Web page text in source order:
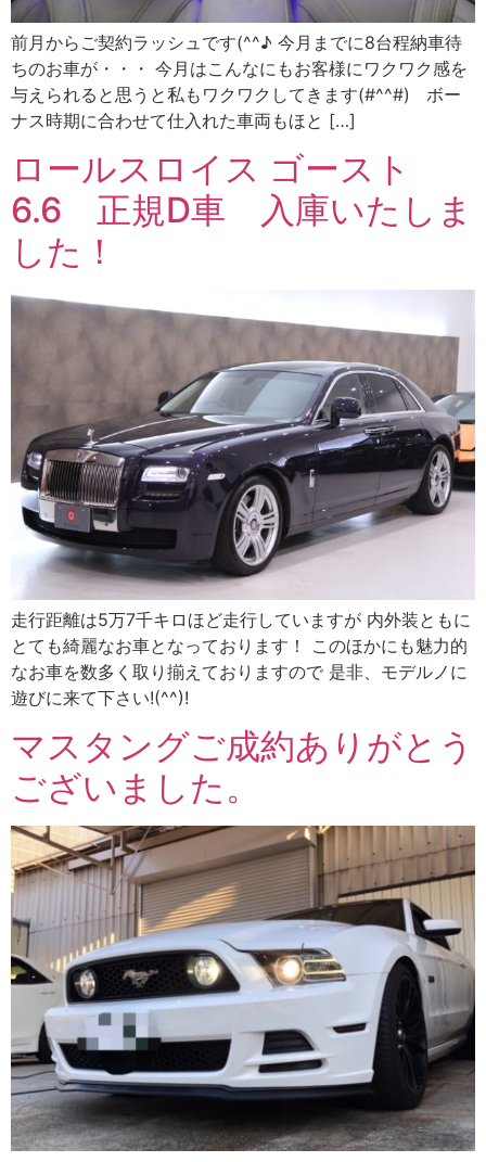
前月からご契約ラッシュです(^^♪ 今月までに8台程納車待
ちのお車が・・・ 今月はこんなにもお客様にワクワク感を
与えられると思うと私もワクワクしてきます(#^^#) ボー
ナス時期に合わせて仕入れた車両もほと […]
ロールスロイス ゴースト
6.6 正規D車 入庫いたしま
した！
走行距離は5万7千キロほど走行していますが 内外装ともに
とても綺麗なお車となっております！ このほかにも魅力的
なお車を数多く取り揃えておりますので 是非、モデルノに
遊びに来て下さい!(^^)!
マスタングご成約ありがとう
ございました。